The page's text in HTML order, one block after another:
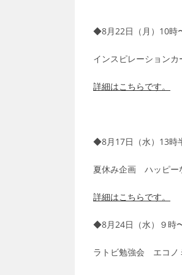
◆8月22日（月）10時
インスピレーション
詳細はこちらです。
◆8月17日（水）13時
夏休み企画 ハッピー
詳細はこちらです。
◆8月24日（水）９時
ラトビ勉強会 エコノ